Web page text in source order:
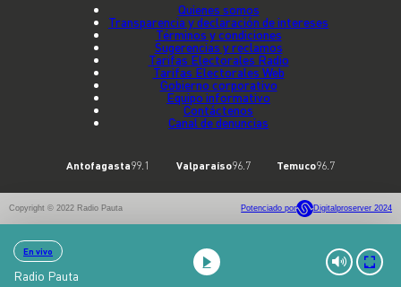
En vivo
Radio Pauta
Quienes somos
Transparencia y declaración de intereses
Términos y condiciones
Sugerencias y reclamos
Tarifas Electorales Radio
Tarifas Electorales Web
Gobierno corporativo
Equipo informativo
Contáctenos
Canal de denuncias
Antofagasta99.1 Valparaíso96.7 Temuco96.7
Copyright © 2022 Radio Pauta Potenciado por Digitalproserver 2024